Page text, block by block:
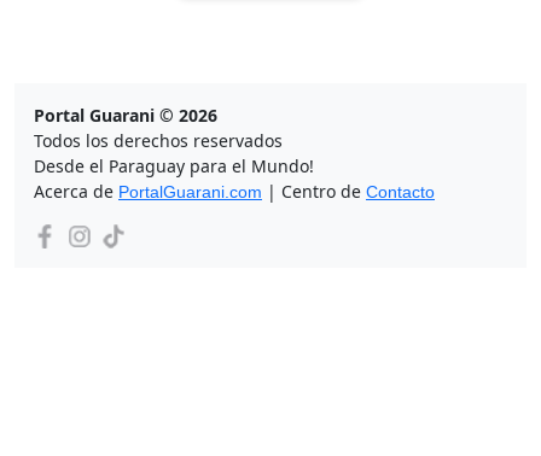
Portal Guarani © 2026
Todos los derechos reservados
Desde el Paraguay para el Mundo!
Acerca de PortalGuarani.com | Centro de Contacto